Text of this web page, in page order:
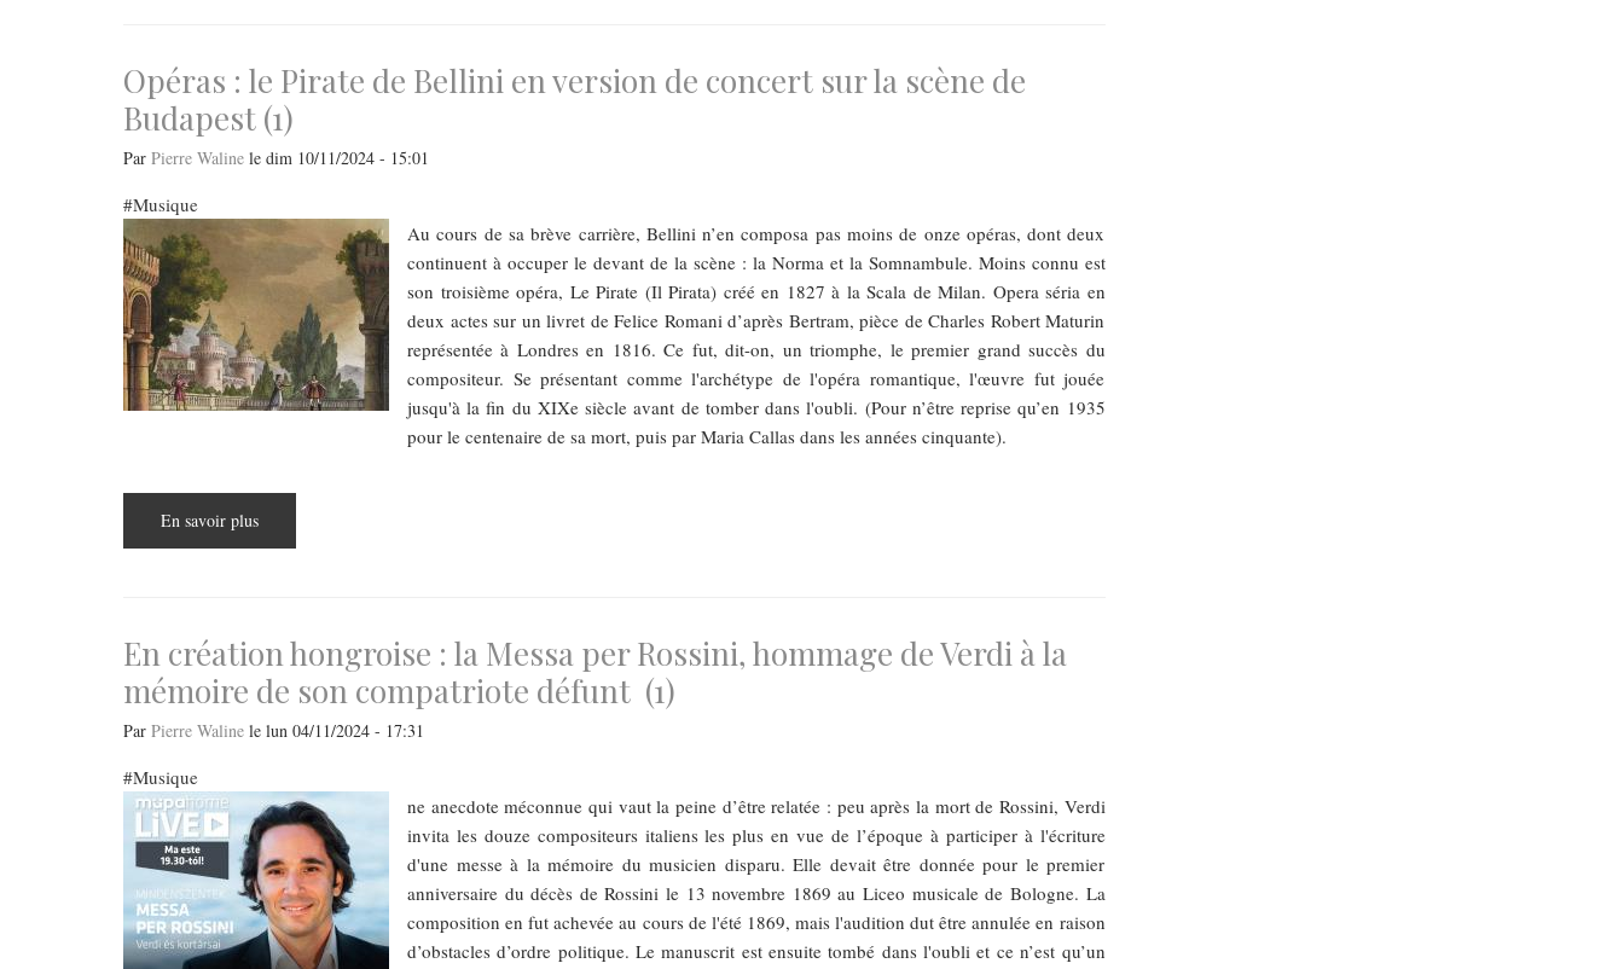
la
scène
de
Budapest
Opéras : le Pirate de Bellini en version de concert sur la scène de
Budapest (1)
Par Pierre Waline le dim 10/11/2024 - 15:01
Musique
Au cours de sa brève carrière, Bellini n’en composa pas moins de onze opéras, dont deux
continuent à occuper le devant de la scène : la Norma et la Somnambule. Moins connu est
son troisième opéra, Le Pirate (Il Pirata) créé en 1827 à la Scala de Milan. Opera séria en
deux actes sur un livret de Felice Romani d’après Bertram, pièce de Charles Robert Maturin
représentée à Londres en 1816. Ce fut, dit-on, un triomphe, le premier grand succès du
compositeur. Se présentant comme l'archétype de l'opéra romantique, l'œuvre fut jouée
jusqu'à la fin du XIXe siècle avant de tomber dans l'oubli. (Pour n’être reprise qu’en 1935
pour le centenaire de sa mort, puis par Maria Callas dans les années cinquante).
En savoir plus
:
version
de
concert
sur
la
scène
(1)
En création hongroise : la Messa per Rossini, hommage de Verdi à la
mémoire de son compatriote défunt (1)
Par Pierre Waline le lun 04/11/2024 - 17:31
Musique
ne anecdote méconnue qui vaut la peine d’être relatée : peu après la mort de Rossini, Verdi
invita les douze compositeurs italiens les plus en vue de l’époque à participer à l'écriture
d'une messe à la mémoire du musicien disparu. Elle devait être donnée pour le premier
anniversaire du décès de Rossini le 13 novembre 1869 au Liceo musicale de Bologne. La
composition en fut achevée au cours de l'été 1869, mais l'audition dut être annulée en raison
d’obstacles d’ordre politique. Le manuscrit est ensuite tombé dans l'oubli et ce n’est qu’un